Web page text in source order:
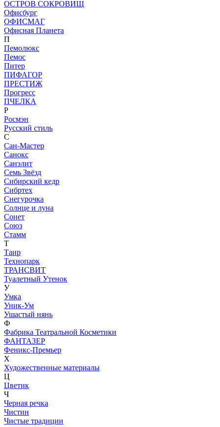
ОСТРОВ СОКРОВИЩ
Офисбург
ОФИСМАГ
Офисная Планета
П
Пемолюкс
Пемос
Питер
ПИФАГОР
ПРЕСТИЖ
Прогресс
ПЧЕЛКА
Р
Росмэн
Русский стиль
С
Сан-Мастер
Санокс
Санэлит
Семь Звёзд
Сибирский кедр
Сибртех
Снегурочка
Солнце и луна
Сонет
Союз
Стамм
Т
Таир
Технопарк
ТРАНСВИТ
Туалетный Утенок
У
Умка
Уник-Ум
Ушастый нянь
Ф
Фабрика Театральной Косметики
ФАНТАЗЕР
Феникс-Премьер
Х
Художественные материалы
Ц
Цветик
Ч
Черная речка
Чистин
Чистые традиции